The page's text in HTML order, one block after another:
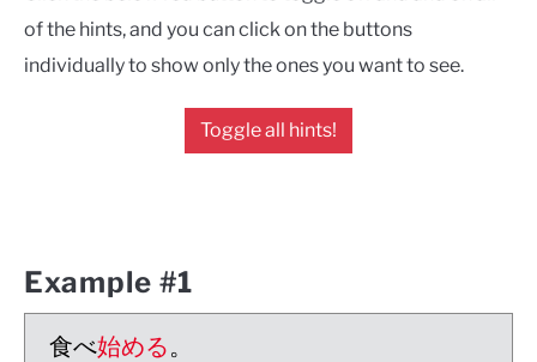
of the hints, and you can click on the buttons
individually to show only the ones you want to see.
Toggle all hints!
Example #1
食べ始める。